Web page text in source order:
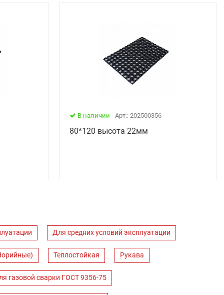
В наличии Арт.: 202500356
80*120 высота 22мм
Для средних условий эксплуатации
Теплостойкая Рукава
газовой сварки ГОСТ 9356-75